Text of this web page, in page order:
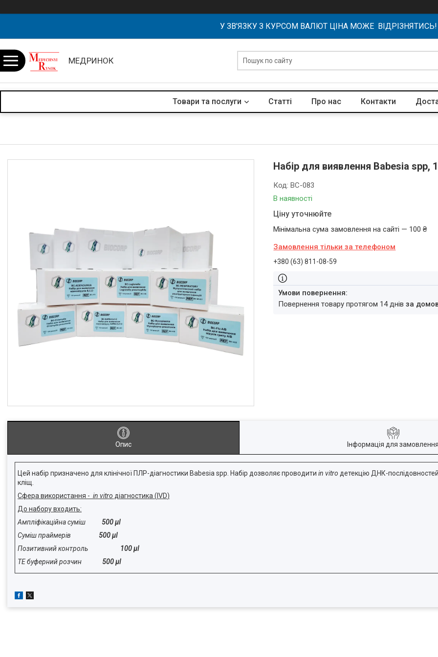
У ЗВ'ЯЗКУ З КУРСОМ ВАЛЮТ ЦІНА МОЖЕ ВІДРІЗНЯТИСЬ!
МЕДРИНОК
Товари та послуги Статті Про нас Контакти
Набір для виявлення Babesia spp,
В наявності
Код:BC-083
Ціну уточнюйте
Мінімальна сума замовлення на сайті — 100 ₴
Замовлення тільки за телефоном
+380 (63) 811-08-59
повернення товару протягом 14 днівза
Опис Інформація для замовлення
Цей набір призначено для клінічної ПЛР-діагностики Babesia spp. Набір дозволяє проводити in vitro детекцію ДНК-
кліщ.
Сфера використання - in vitro діагностика ( IVD)
До набору входить:
Ампліфікаційна суміш
500 µl
Суміш праймерів 500 µl
Позитивний контроль 100 µl
ТЕ буферний розчин 500 µl